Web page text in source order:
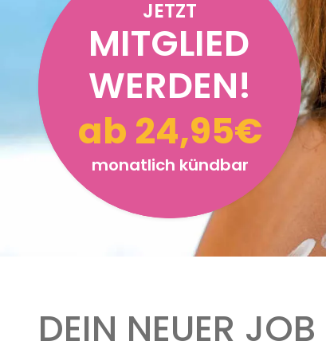
JETZT
MITGLIED
WERDEN!
ab 24,95€
monatlich kündbar
DEIN NEUER JOB